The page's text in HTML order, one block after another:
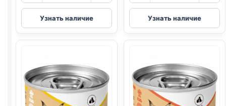
Elite
ж/
б
375г
Узнать наличие
Elite
ж/
б
375г
Узнать наличие